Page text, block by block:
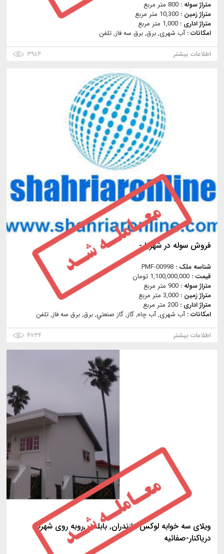
متراژ سوله : 800 متر مربع
متراژ زمین : 10,300 متر مربع
متراژ اداری : 1,000 متر مربع
امکانات :آب شهری, برق, برق سه فاز, تلفن
اطلاعات بیشتر
۳۹۸۴
فروش سوله در شهریار-
شناسه ملک : PMF-00998
قیمت : 1,100,000,000 تومان
متراژ سوله : 900 متر مربع
متراژ زمین : 3,000 متر مربع
متراژ اداری : 200 متر مربع
امکانات :آب شهری, آب چاه, گاز, گاز صنعتي, برق, برق سه فاز, تلفن
اطلاعات بیشتر
۴۷۳۴
ویلای سه خوابه لوکس مازندران, بابلسر ,روبه روی شهرک
دریاکنار-صفائیه